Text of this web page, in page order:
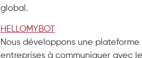
global.
HELLOMYBOT
Nous développons une
entreprises à communiquer avec